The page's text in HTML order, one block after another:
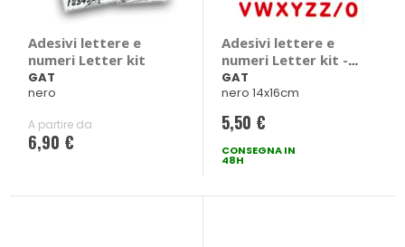
Adesivi lettere e
numeri Letter kit
GAT
nero
A partire da
6,90 €
Adesivi lettere e
numeri Letter kit -
GAT
GAT
nero 14x16cm
5,50 €
CONSEGNA IN
48H